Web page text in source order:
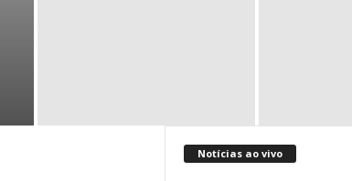
Notícias ao vivo